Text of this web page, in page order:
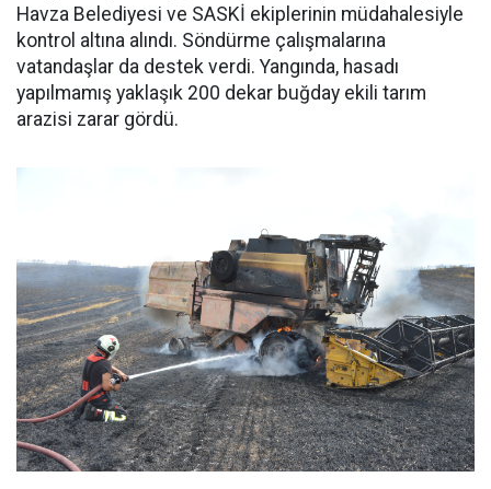
Havza Belediyesi ve SASKİ ekiplerinin müdahalesiyle
kontrol altına alındı. Söndürme çalışmalarına
vatandaşlar da destek verdi. Yangında, hasadı
yapılmamış yaklaşık 200 dekar buğday ekili tarım
arazisi zarar gördü.